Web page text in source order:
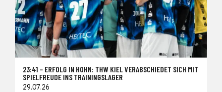
23:41 – ERFOLG IN HOHN: THW KIEL VERABSCHIEDET SICH MIT
SPIELFREUDE INS TRAININGSLAGER
29.07.26